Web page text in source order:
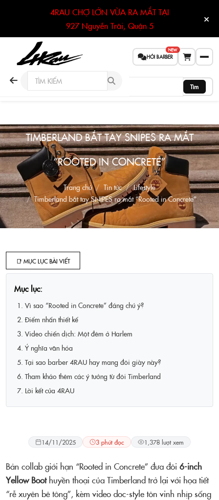
4RAU CHỢ LỚN VỪA RA MẮT TẠI
927 Nguyễn Trãi, Quận 5
HỎI BARBER
NEW
Tìm
TIMBERLAND BẮT TAY SNIPES RA MẮT
“ROOTED IN CONCRETE”
Trang chủ Tin tức
Lifestyle
Timberland bắt tay SNIPES ra mắt “Rooted in Concrete”
📑 MỤC LỤC BÀI VIẾT
Mục lục:
1. Vì sao “Rooted in Concrete” đáng chú ý?
2. Điểm nhấn thiết kế
3. Video chiến dịch: Một đêm ở Harlem
4. Ý nghĩa văn hóa
5. Tại sao barber 4RAU hay mang đôi giày này?
6. Tham khảo thêm các ý tưởng từ đôi Timberland
7. Lời kết của 4RAU
14/11/2025
3 phút đọc 1,378 lượt xem
Bản collab giới hạn “Rooted in Concrete” đưa đôi 6-inch
Yellow Boothuyền thoại của Timberland trở lại với họa tiết
“rễ xuyên bê tông”, kèm video doc-style tôn vinh nhịp sống